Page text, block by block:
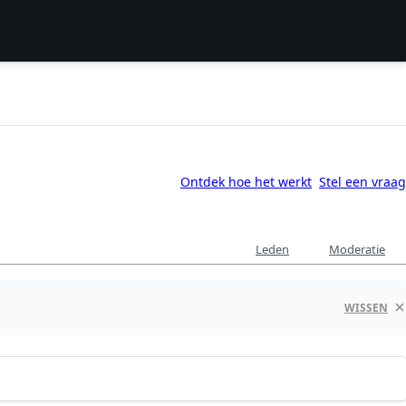
Ontdek hoe het werkt Stel een vraag
Leden Moderatie
WISSEN